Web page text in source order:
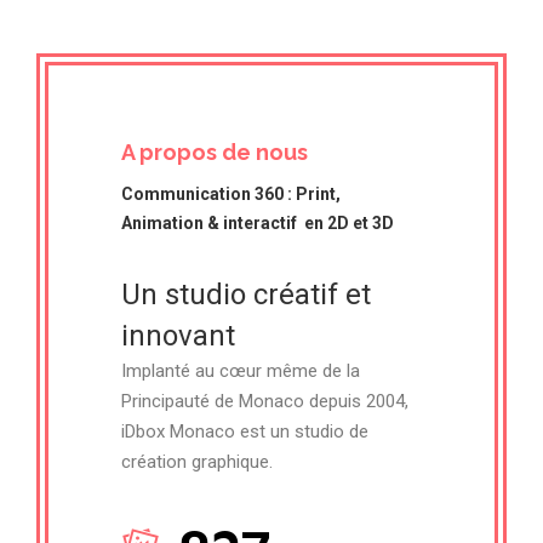
A propos de nous
Communication 360 : Print,
Animation & interactif en 2D et 3D
Un studio créatif et
innovant
Implanté au cœur même de la
Principauté de Monaco depuis 2004,
iDbox Monaco est un studio de
création graphique.